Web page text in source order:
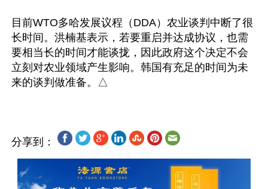
目前WTO多哈发展议程（DDA）农业谈判中断了很
长时间。洪楠基表示，若要重启并达成协议，也需
要相当长的时间才能谈拢，因此政府这个决定不会
立刻对农业领域产生影响。韩国有充足的时间为未
分享到：